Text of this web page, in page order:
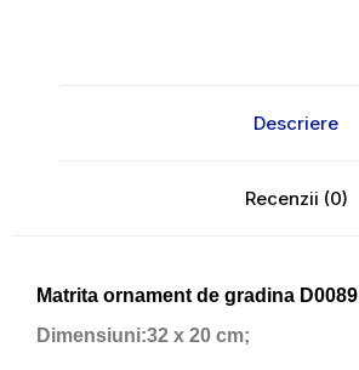
Descriere
Recenzii (0)
Matrita ornament de gradina D0089
Dimensiuni:32 x 20 cm;